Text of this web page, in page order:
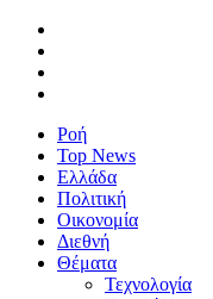
Ροή
Top News
Ελλάδα
Πολιτική
Οικονομία
Διεθνή
Θέματα
Τεχνολογία